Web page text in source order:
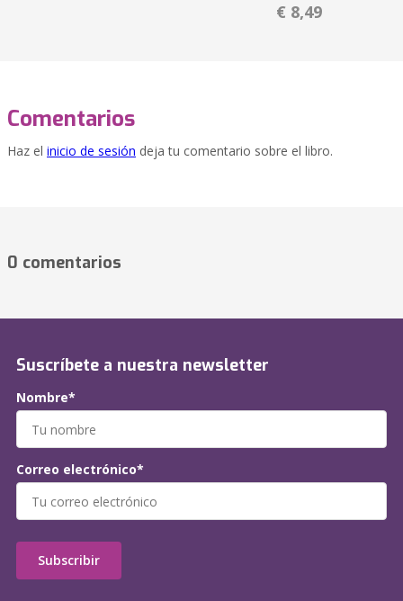
€ 8,49
Comentarios
Haz el inicio de sesión deja tu comentario sobre el libro.
0 comentarios
Suscríbete a nuestra newsletter
Nombre*
Correo electrónico*
Subscribir